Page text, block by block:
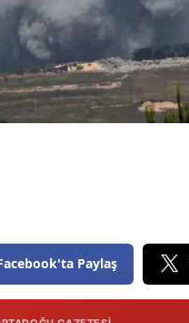
Paylaş